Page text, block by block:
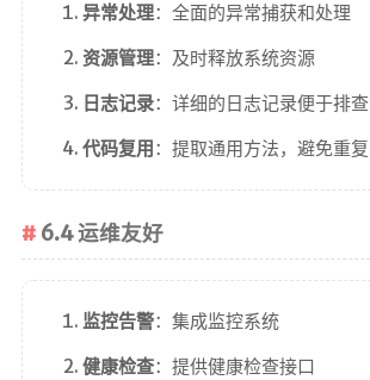
异常处理：全面的异常捕获和处理
资源管理：及时释放系统资源
日志记录：详细的日志记录便于排查
代码复用：提取通用方法，避免重复
6.4 运维友好
监控告警：集成监控系统
健康检查：提供健康检查接口